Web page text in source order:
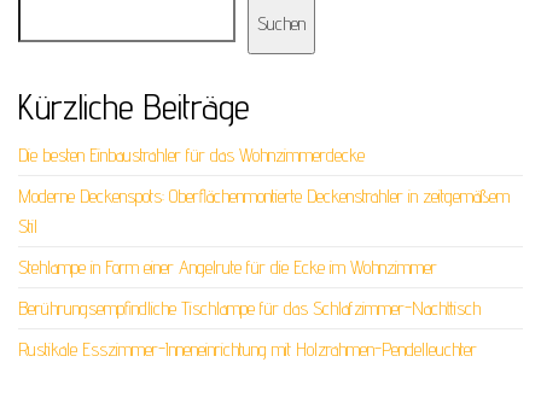
Suchen
Kürzliche Beiträge
Die besten Einbaustrahler für das Wohnzimmerdecke
Moderne Deckenspots: Oberflächenmontierte Deckenstrahler in zeitgemäßem
Stil
Stehlampe in Form einer Angelrute für die Ecke im Wohnzimmer
Berührungsempfindliche Tischlampe für das Schlafzimmer-Nachttisch
Rustikale Esszimmer-Inneneinrichtung mit Holzrahmen-Pendelleuchter